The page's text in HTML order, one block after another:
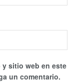
sitio web en este
un comentario.